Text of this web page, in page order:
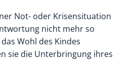
Not- oder Krisensituation
nicht mehr so
Wohl des Kindes
sie die Unterbringung ihres